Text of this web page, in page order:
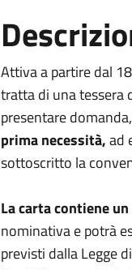
Attiva a partire dal
tratta di una tessera
presentare
prima necessità,ad
sottoscritto la
La carta contiene
nominativa e potrà
previsti dalla Legge